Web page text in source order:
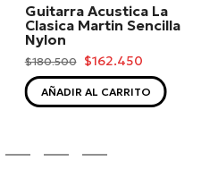
Guitarra Acustica La
Clasica Martin Sencilla
Nylon
$180.500 $162.450
AÑADIR AL CARRITO